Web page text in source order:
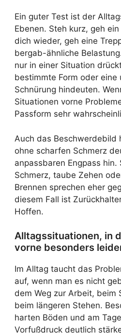
Ein guter Test ist der
Ebenen. Steh kurz, geh
dich wieder, geh eine
bergab-ähnliche
nur in einer Situation
bestimmte Form oder eine
Schnürung hindeuten.
Situationen vorne
Passform sehr
Auch das Beschwerdebild
ohne scharfen Schmerz
anpassbaren Engpass hin.
Schmerz, taube Zehen
Brennen sprechen eher
diesem Fall ist
Hoffen.
Alltagssituationen, in
vorne besonders
Im Alltag taucht das
auf, wenn man es nicht
dem Weg zur Arbeit, beim
beim längeren Stehen.
harten Böden und am
Vorfußdruck deutlich